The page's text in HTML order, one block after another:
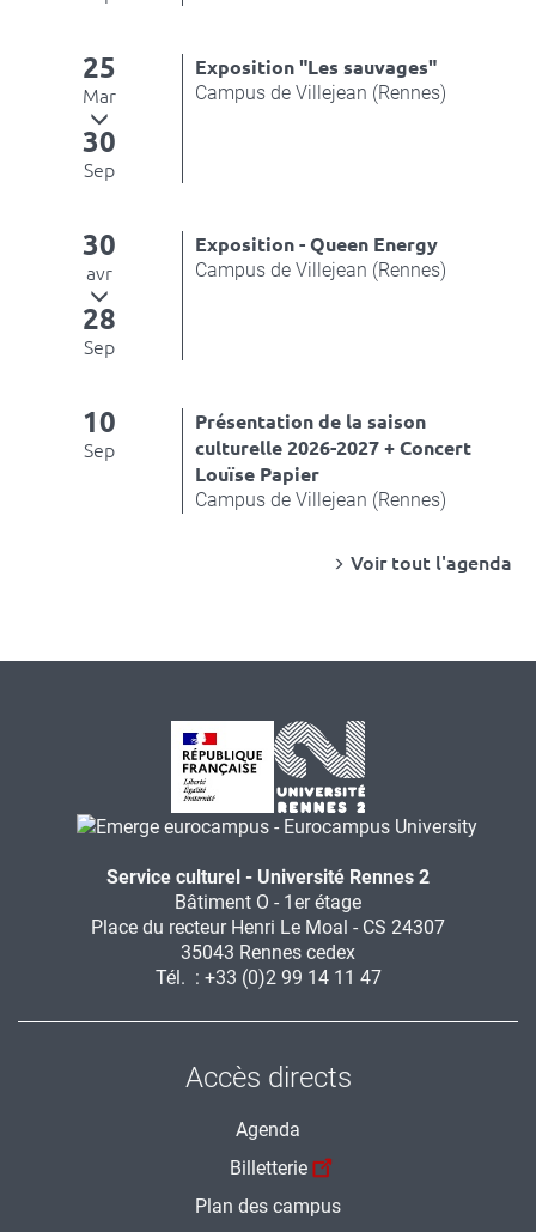
25
Mar
30
Sep
Exposition "Les sauvages"
Campus de Villejean (Rennes)
30
avr
28
Sep
Exposition - Queen Energy
Campus de Villejean (Rennes)
10
Sep
Présentation de la saison
culturelle 2026-2027 + Concert
Louïse Papier
Campus de Villejean (Rennes)
Voir tout l'agenda
Service culturel - Université Rennes 2
Bâtiment O - 1er étage
Place du recteur Henri Le Moal - CS 24307
35043 Rennes cedex
Tél. : +33 (0)2 99 14 11 47
Accès directs
Agenda
Billetterie
Plan des campus